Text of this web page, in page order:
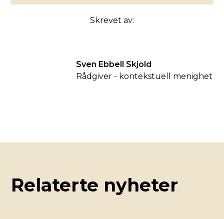
Skrevet av:
Sven Ebbell Skjold
Rådgiver - kontekstuell menighet
Relaterte nyheter